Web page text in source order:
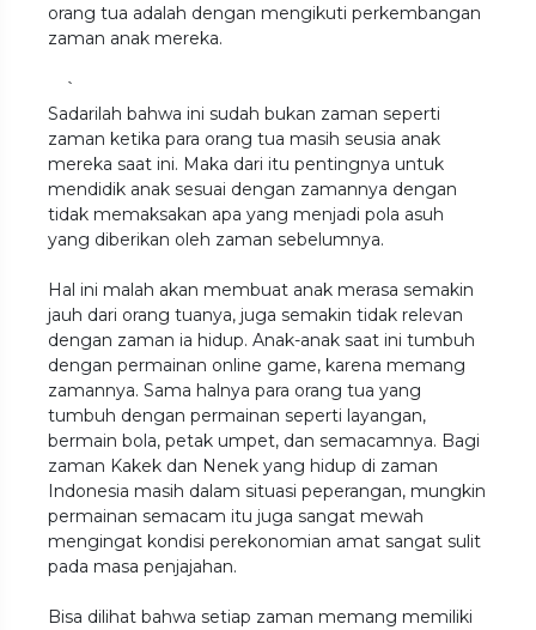
orang tua adalah dengan mengikuti perkembangan
zaman anak mereka.
`
Sadarilah bahwa ini sudah bukan zaman seperti
zaman ketika para orang tua masih seusia anak
mereka saat ini. Maka dari itu pentingnya untuk
mendidik anak sesuai dengan zamannya dengan
tidak memaksakan apa yang menjadi pola asuh
yang diberikan oleh zaman sebelumnya.
Hal ini malah akan membuat anak merasa semakin
jauh dari orang tuanya, juga semakin tidak relevan
dengan zaman ia hidup. Anak-anak saat ini tumbuh
dengan permainan online game, karena memang
zamannya. Sama halnya para orang tua yang
tumbuh dengan permainan seperti layangan,
bermain bola, petak umpet, dan semacamnya. Bagi
zaman Kakek dan Nenek yang hidup di zaman
Indonesia masih dalam situasi peperangan, mungkin
permainan semacam itu juga sangat mewah
mengingat kondisi perekonomian amat sangat sulit
pada masa penjajahan.
Bisa dilihat bahwa setiap zaman memang memiliki